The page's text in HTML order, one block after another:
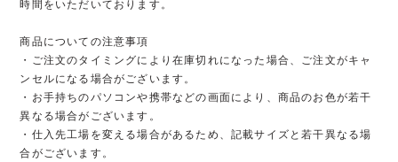
時間をいただいております。
商品についての注意事項
・ご注文のタイミングにより在庫切れになった場合、ご注文がキャ
ンセルになる場合がございます。
・お手持ちのパソコンや携帯などの画面により、商品のお色が若干
異なる場合がございます。
・仕入先工場を変える場合があるため、記載サイズと若干異なる場
合がございます。